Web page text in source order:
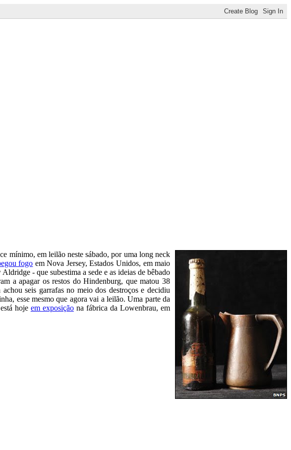
mínimo, em leilão neste sábado, por uma long neck
fogo em Nova Jersey, Estados Unidos, em maio
- que subestima a sede e as ideias de bêbado
a apagar os restos do Hindenburg, que matou 38
seis garrafas no meio dos destroços e decidiu
esse mesmo que agora vai a leilão. Uma parte da
hoje em exposiçãona fábrica da Lowenbrau, em